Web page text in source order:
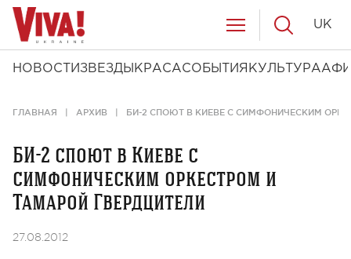
НОВОСТИ ЗВЕЗДЫ КРАСАСОБЫТИЯ КУЛЬТУРА
UK
ГЛАВНАЯ АРХИВ БИ-2 СПОЮТ В КИЕВЕ С СИМФОНИЧЕСКИМ
БИ-2 споют в Киеве с
симфоническим оркестром и
Тамарой Гвердцители
27.08.2012